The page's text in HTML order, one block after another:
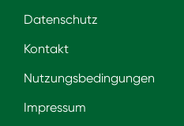
Datenschutz
Kontakt
Nutzungsbedingungen
Impressum